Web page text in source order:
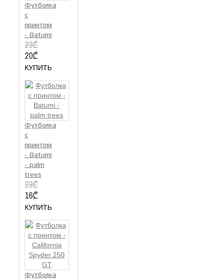
Футболка
с
принтом
- Batumi
23₾
20₾
КУПИТЬ
Футболка
с
принтом
- Batumi
- palm
trees
23₾
16₾
КУПИТЬ
Футболка